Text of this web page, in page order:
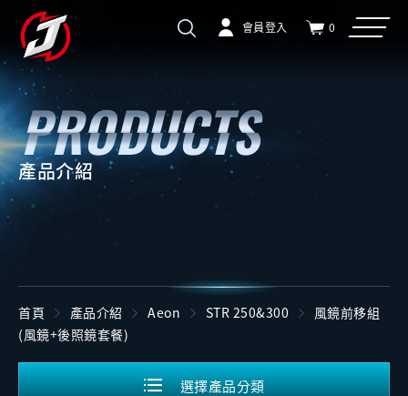
會員登入 0
產品介紹
首頁 產品介紹 Aeon STR 250&300
風鏡前移組
(風鏡+後照鏡套餐)
選擇產品分類